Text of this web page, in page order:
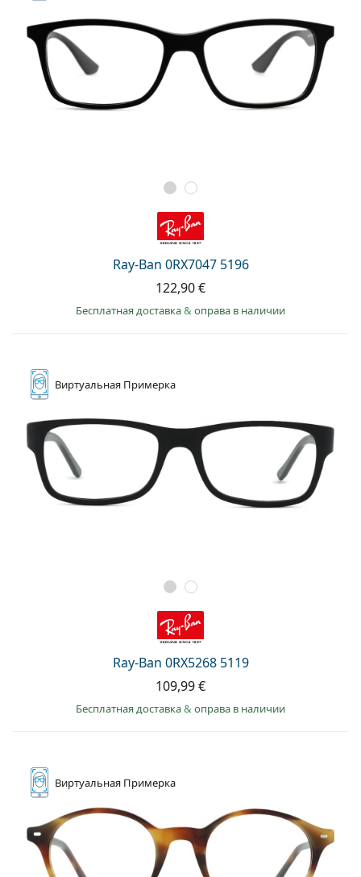
Ray-Ban 0RX7047 5196
122,90 €
Бесплатная доставка& оправа в наличии
Виртуальная Примерка
Ray-Ban 0RX5268 5119
109,99 €
Бесплатная доставка& оправа в наличии
Виртуальная Примерка